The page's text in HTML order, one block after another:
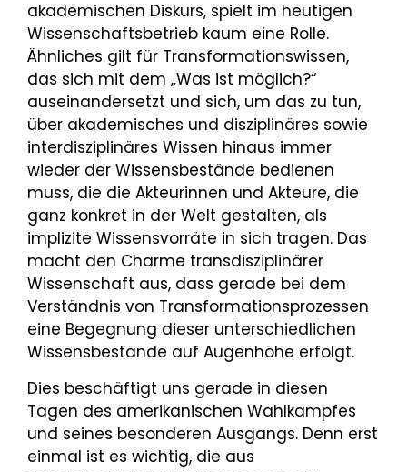
akademischen Diskurs, spielt im heutigen
Wissenschaftsbetrieb kaum eine Rolle.
Ähnliches gilt für Transformationswissen,
das sich mit dem „Was ist möglich?“
auseinandersetzt und sich, um das zu tun,
über akademisches und disziplinäres sowie
interdisziplinäres Wissen hinaus immer
wieder der Wissensbestände bedienen
muss, die die Akteurinnen und Akteure, die
ganz konkret in der Welt gestalten, als
implizite Wissensvorräte in sich tragen. Das
macht den Charme transdisziplinärer
Wissenschaft aus, dass gerade bei dem
Verständnis von Transformationsprozessen
eine Begegnung dieser unterschiedlichen
Wissensbestände auf Augenhöhe erfolgt.
Dies beschäftigt uns gerade in diesen
Tagen des amerikanischen Wahlkampfes
und seines besonderen Ausgangs. Denn erst
einmal ist es wichtig, die aus